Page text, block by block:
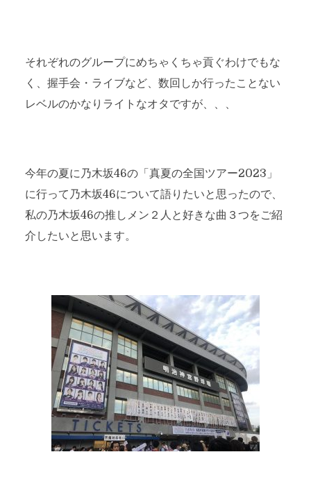
それぞれのグループにめちゃくちゃ貢ぐわけでもな
く、握手会・ライブなど、数回しか行ったことない
レベルのかなりライトなオタですが、、、
今年の夏に乃木坂46の「真夏の全国ツアー2023」
に行って乃木坂46について語りたいと思ったので、
私の乃木坂46の推しメン２人と好きな曲３つをご紹
介したいと思います。